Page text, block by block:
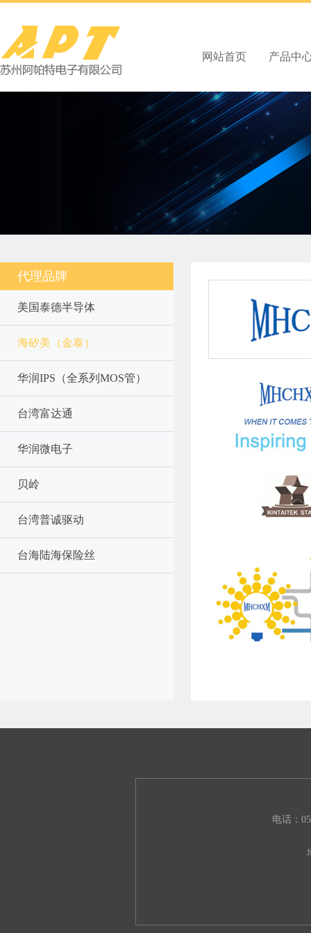
网站首页 产品中
代理品牌
美国泰德半导体
海矽美（金泰）
华润IPS（全系列MOS管）
台湾富达通
华润微电子
贝岭
台湾普诚驱动
台海陆海保险丝
电话：